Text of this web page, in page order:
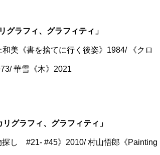
ラフィ、グラフィティ」
美《書を捨てに行く後姿》1984/ 《クロ
華雪《木》2021
グラフィ、グラフィティ」
し #21- #45》2010/ 村山悟郎《Painting